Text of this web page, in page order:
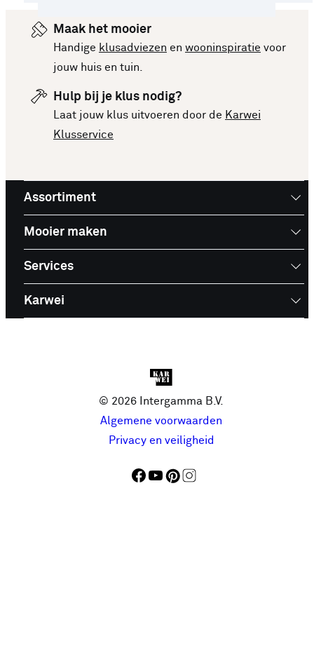
Maak het mooier
Handige klusadviezen en wooninspiratie voor
jouw huis en tuin.
Hulp bij je klus nodig?
Laat jouw klus uitvoeren door de Karwei
Klusservice
Assortiment
Mooier maken
Services
Karwei
© 2026 Intergamma B.V.
Algemene voorwaarden
Privacy en veiligheid